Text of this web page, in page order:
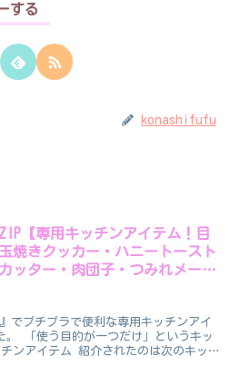
する
konashifufu
ZIP【専用キッチンアイテム！目
玉焼きクッカー・ハニートースト
カッター・肉団子・つみれメーカ
でプチプラで便利な専用キッチンアイ
。 「使う目的が一つだけ」というキッ
ンアイテム 紹介されたのは次のキッ